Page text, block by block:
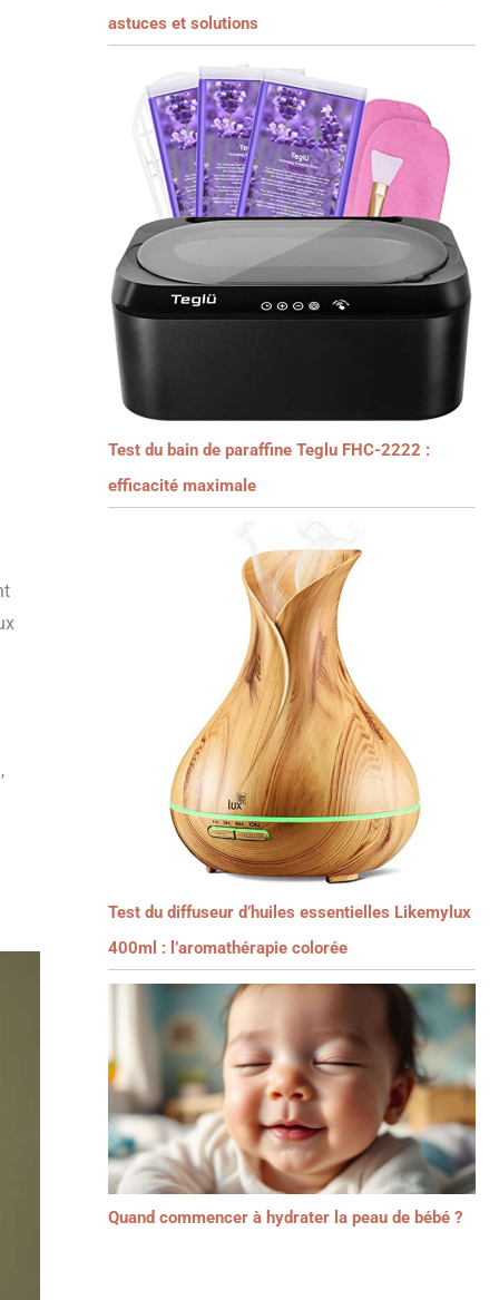
astuces et solutions
Test du bain de paraffine Teglu FHC-2222 :
efficacité maximale
Test du diffuseur d’huiles essentielles Likemylux
400ml : l’aromathérapie colorée
Quand commencer à hydrater la peau de bébé ?